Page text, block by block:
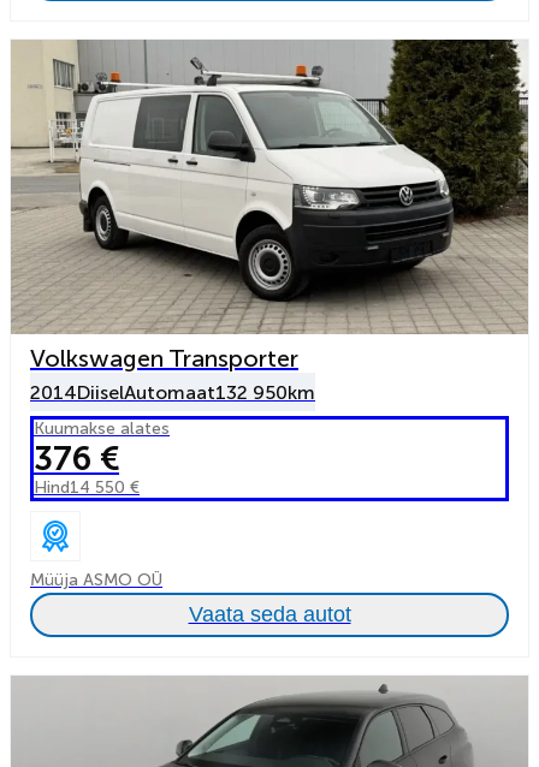
Volkswagen Transporter
2014DiiselAutomaat132 950km
Kuumakse alates
376 €
Hind14 550 €
Müüja ASMO OÜ
Vaata seda autot